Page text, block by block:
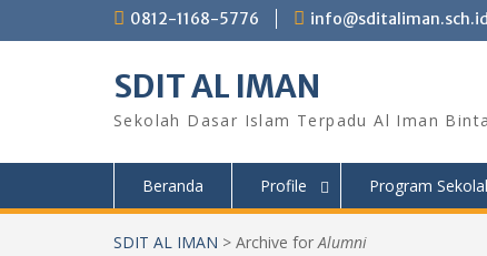
0812-1168-5776 info@sditaliman.sch.id
SDIT AL IMAN
Sekolah Dasar Islam Terpadu Al Iman
Beranda Profile Program
SDIT AL IMAN > Archive forAlumni